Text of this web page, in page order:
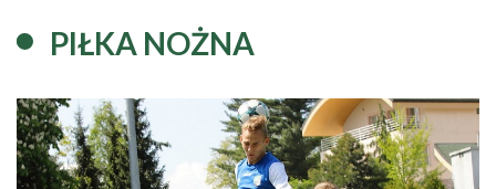
PIŁKA NOŻNA